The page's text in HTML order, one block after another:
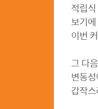
적립
보기
이번
그 다
변동
갑작